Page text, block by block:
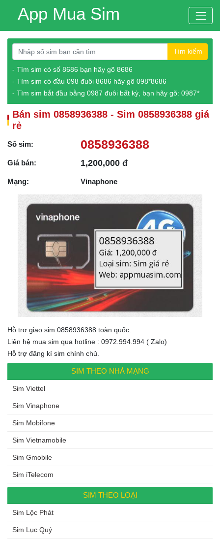
App Mua Sim
Tìm kiếm
- Tìm sim có số 8686 bạn hãy gõ 8686
- Tìm sim có đầu 098 đuôi 8686 hãy gõ 098*8686
- Tìm sim bắt đầu bằng 0987 đuôi bất kỳ, bạn hãy gõ: 0987*
Bán sim 0858936388 - Sim 0858936388 giá
rẻ
Số sim: 0858936388
Giá bán: 1,200,000 đ
Mạng: Vinaphone
Hỗ trợ giao sim 0858936388 toàn quốc.
Liên hệ mua sim qua hotline : 0972.994.994 ( Zalo)
Hỗ trợ đăng kí sim chính chủ.
SIM THEO NHÀ MẠNG
Sim Viettel
Sim Vinaphone
Sim Mobifone
Sim Vietnamobile
Sim Gmobile
Sim iTelecom
SIM THEO LOẠI
Sim Lộc Phát
Sim Lục Quý